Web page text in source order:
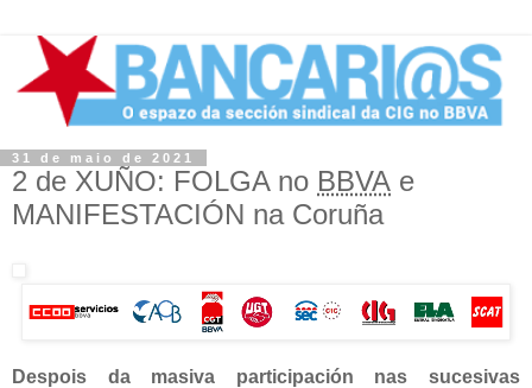
31 de maio de 2021
2 de XUÑO: FOLGA no BBVA e
MANIFESTACIÓN na Coruña
Despois da masiva participación nas sucesivas